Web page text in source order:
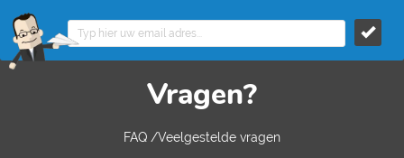
Vragen?
FAQ /Veelgestelde vragen